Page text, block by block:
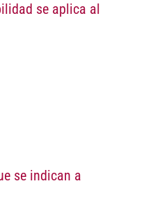
se aplica al
se indican a